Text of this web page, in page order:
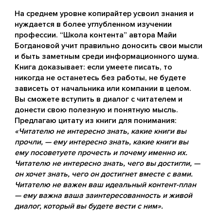
На среднем уровне копирайтер усвоил знания и
нуждается в более углубленном изучении
профессии. “Школа контента” автора Майи
Богдановой учит правильно доносить свои мысли
и быть заметным среди информационного шума.
Книга доказывает: если умеете писать, то
никогда не останетесь без работы, не будете
зависеть от начальника или компании в целом.
Вы сможете вступить в диалог с читателем и
донести свою полезную и понятную мысль.
Предлагаю цитату из книги для понимания:
«Читателю не интересно знать, какие книги вы
прочли, — ему интересно знать, какие книги вы
ему посоветуете прочесть и почему именно их.
Читателю не интересно знать, чего вы достигли, —
он хочет знать, чего он достигнет вместе с вами.
Читателю не важен ваш идеальный контент-план
— ему важна ваша заинтересованность и живой
диалог, который вы будете вести с ним».